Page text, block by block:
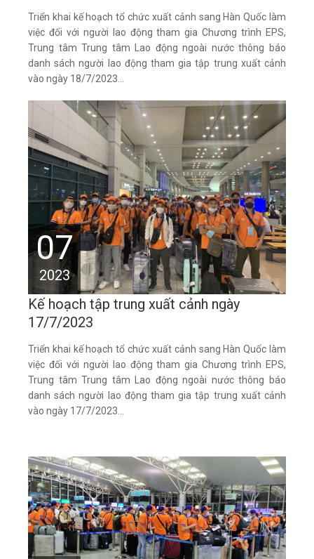
​Triển khai kế hoạch tổ chức xuất cảnh sang Hàn Quốc làm
việc đối với người lao động tham gia Chương trình EPS,
Trung tâm Trung tâm Lao động ngoài nước thông báo
danh sách người lao động tham gia tập trung xuất cảnh
vào ngày 18/7/2023...
07
2023
Kế hoạch tập trung xuất cảnh ngày
17/7/2023
Triển khai kế hoạch tổ chức xuất cảnh sang Hàn Quốc làm
việc đối với người lao động tham gia Chương trình EPS,
Trung tâm Trung tâm Lao động ngoài nước thông báo
danh sách người lao động tham gia tập trung xuất cảnh
vào ngày 17/7/2023...